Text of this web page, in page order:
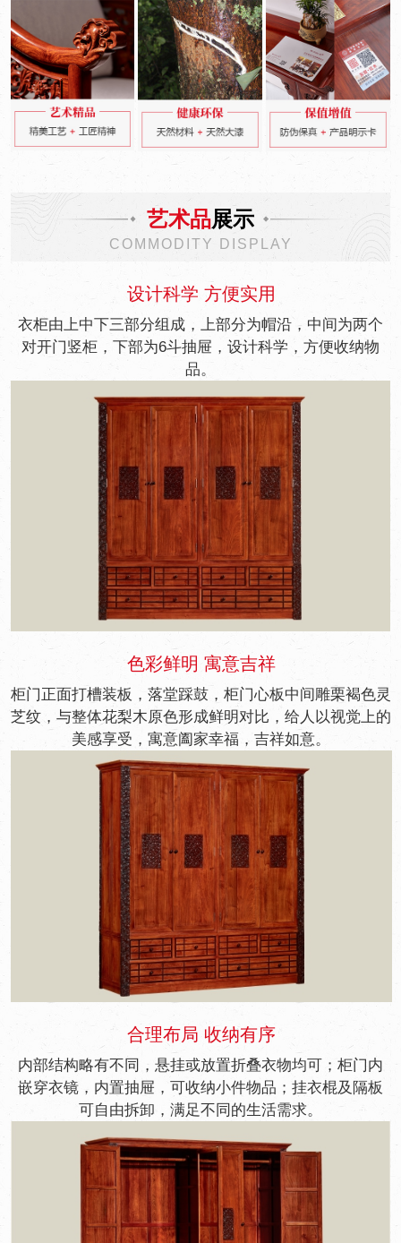
艺术品展示
COMMODITY DISPLAY
设计科学 方便实用
衣柜由上中下三部分组成，上部分为帽沿，中间为两个
对开门竖柜，下部为6斗抽屉，设计科学，方便收纳物
品。
色彩鲜明 寓意吉祥
柜门正面打槽装板，落堂踩鼓，柜门心板中间雕栗褐色灵
芝纹，与整体花梨木原色形成鲜明对比，给人以视觉上的
美感享受，寓意阖家幸福，吉祥如意。
合理布局 收纳有序
内部结构略有不同，悬挂或放置折叠衣物均可；柜门内
嵌穿衣镜，内置抽屉，可收纳小件物品；挂衣棍及隔板
可自由拆卸，满足不同的生活需求。